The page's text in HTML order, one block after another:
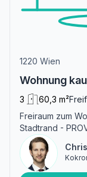
1220 Wien
Wohnung
3 60,3 m²
Freiraum zum
Stadtrand -